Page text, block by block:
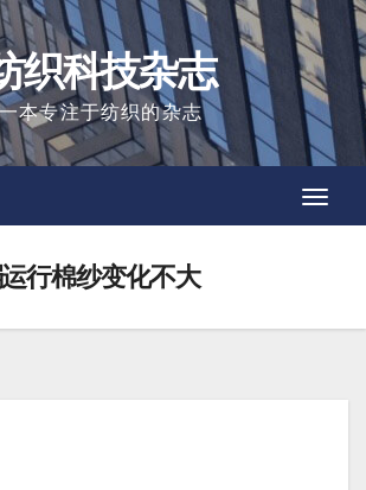
织科技杂志
一本专注于纺织的杂志
行棉纱变化不大